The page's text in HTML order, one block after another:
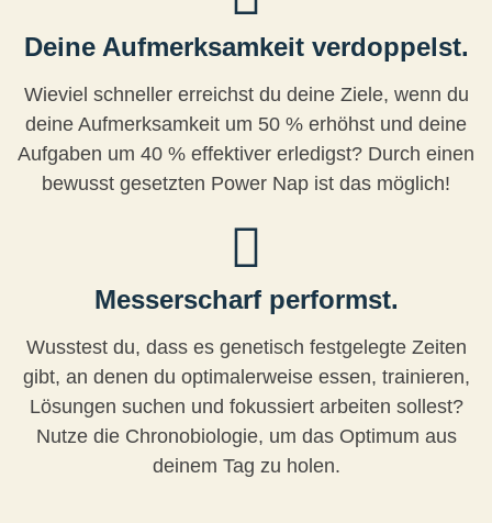
Deine Aufmerksamkeit verdoppelst.
Wieviel schneller erreichst du deine Ziele, wenn du
deine Aufmerksamkeit um 50 % erhöhst und deine
Aufgaben um 40 % effektiver erledigst? Durch einen
bewusst gesetzten Power Nap ist das möglich!
Messerscharf performst.
Wusstest du, dass es genetisch festgelegte Zeiten
gibt, an denen du optimalerweise essen, trainieren,
Lösungen suchen und fokussiert arbeiten sollest?
Nutze die Chronobiologie, um das Optimum aus
deinem Tag zu holen.